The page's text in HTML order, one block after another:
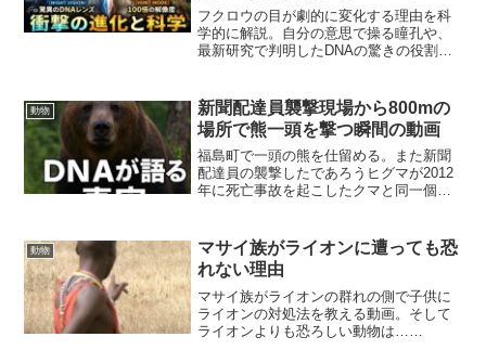
ズ」の科学
フクロウの目が劇的に変化する理由を科
学的に解説。自分の意思で操る瞳孔や、
最新研究で判明したDNAの驚きの役割な
動物
新聞配達員襲撃現場から800mの
場所で熊一頭を撃つ瞬間の動画
福島町で一頭の熊を仕留める。また新聞
配達員の襲撃したであろうヒグマが2012
年に死亡事故を起こしたクマと同一個体
動物
マサイ族がライオンに遭っても恐
れない理由
マサイ族がライオンの群れの側で子供に
ライオンの対処法を教える動画。そして
ライオンよりも恐ろしい動物は……